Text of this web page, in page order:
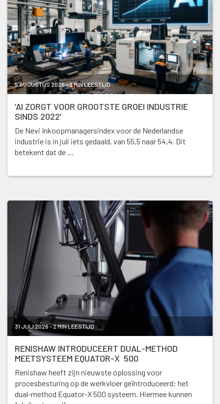
5 AUGUSTUS 2026 - 3 MIN LEESTIJD
‘AI ZORGT VOOR GROOTSTE GROEI INDUSTRIE
SINDS 2022’
De Nevi Inkoopmanagersindex voor de Nederlandse
industrie is in juli iets gedaald, van 55,5 naar 54,4. Dit
betekent dat de …
31 JULI 2026 - 2 MIN LEESTIJD
RENISHAW INTRODUCEERT DUAL-METHOD
MEETSYSTEEM EQUATOR-X 500
Renishaw heeft zijn nieuwste oplossing voor
procesbesturing op de werkvloer geïntroduceerd: het
dual-method Equator-X 500 systeem. Hiermee kunnen